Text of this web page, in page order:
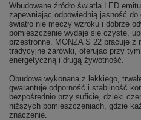
Wbudowane źródło światła LED
zapewniając odpowiednią jasność
światło nie męczy wzroku i dobrze
pomieszczenie wydaje się czyste,
przestronne. MONZA S 22 pracuje
tradycyjne żarówki, oferując przy
energetyczną i długą żywotność.
Obudowa wykonana z lekkiego,
gwarantuje odporność i stabilność
bezpośrednio przy suficie, dzięki
niższych pomieszczeniach, gdzie
znaczenie.